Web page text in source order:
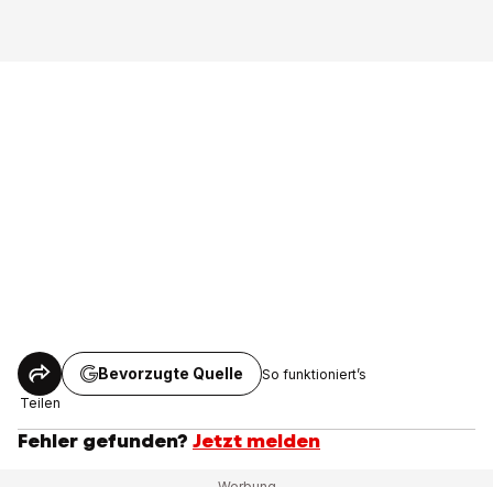
Teilen
Bevorzugte Quelle So funktioniert’s
Fehler gefunden? Jetzt melden